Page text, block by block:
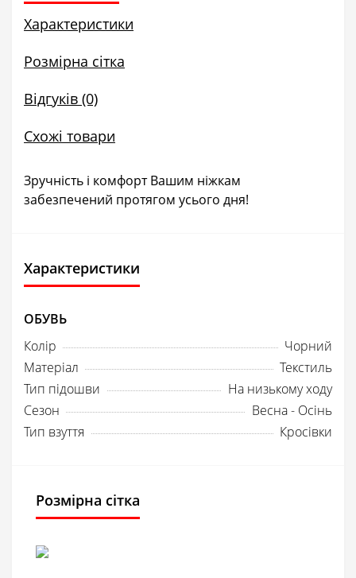
Характеристики
Розмірна сітка
Відгуків (0)
Схожі товари
Зручність і комфорт Вашим ніжкам
забезпечений протягом усього дня!
Характеристики
ОБУВЬ
Колір
Чорний
Матеріал
Текстиль
Тип підошви
На низькому ходу
Сезон
Весна - Осінь
Тип взуття
Кросівки
Розмірна сітка